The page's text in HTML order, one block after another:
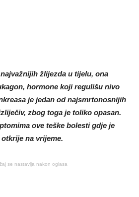
žlijezda u tijelu, ona
hormone koji regulišu nivo
je jedan od najsmrtonosnijih
zbog toga je toliko opasan.
ove teške bolesti gdje je
na vrijeme.
se nastavlja nakon oglasa